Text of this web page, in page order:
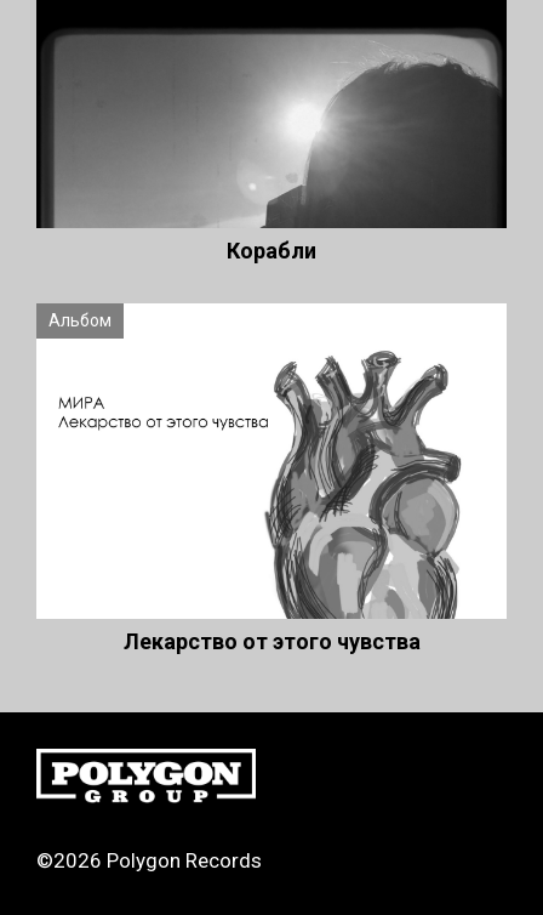
Корабли
Альбом
Лекарство от этого чувства
©2026 Polygon Records